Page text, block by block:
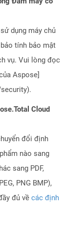
dụng máy chủ
tính bảo mật
vụ. Vui lòng đọc
Aspose]
Cloud
đổi định
nào sang
sang PDF,
PNG BMP),
đủ về các định